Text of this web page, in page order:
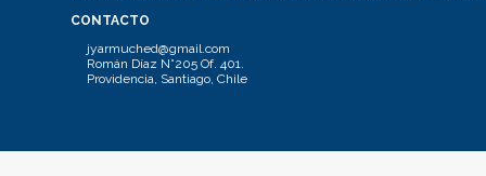
CONTACTO
jyarmuched@gmail.com
Román Díaz N°205 Of. 401.
Providencia, Santiago, Chile